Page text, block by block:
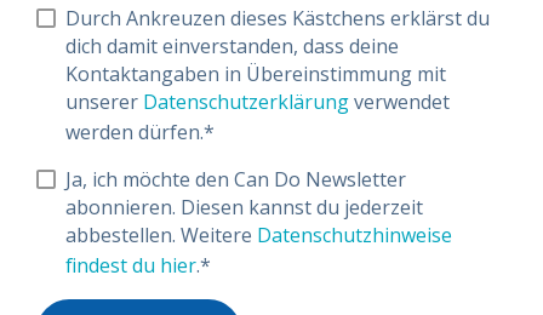
Durch Ankreuzen dieses Kästchens erklärst du
dich damit einverstanden, dass deine
Kontaktangaben in Übereinstimmung mit
unserer Datenschutzerklärungverwendet
werden dürfen.*
Ja, ich möchte den Can Do Newsletter
abonnieren. Diesen kannst du jederzeit
abbestellen. Weitere Datenschutzhinweise
findest du hier.*